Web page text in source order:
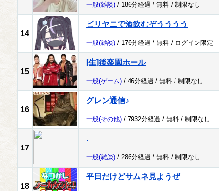
一般(雑談) / 186分経過 / 無料 / 制限なし
14
ビリヤニで酒飲むぞうううう
一般(雑談) / 176分経過 / 無料 / ログイン限定
15
[生]後楽園ホール
一般(ゲーム) / 46分経過 / 無料 / 制限なし
16
グレン通信♪
一般(その他) / 7932分経過 / 無料 / 制限なし
17
.
一般(雑談) / 286分経過 / 無料 / 制限なし
18
平日だけどサムネ見ようぜ